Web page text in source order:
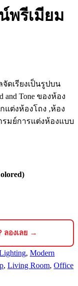
พรีเมียม
ดเรียงเป็นรูปบน
Tone ของห้อง
แต่งห้องโถง ,ห้อง
มย์การแต่งห้องแบบ
ลองเลย →
, Modern
, Living Room, Office